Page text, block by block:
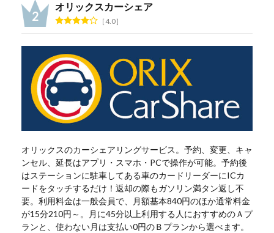
オリックスカーシェア
4.0
オリックスのカーシェアリングサービス。予約、変更、キャ
ンセル、延長はアプリ・スマホ・PCで操作が可能。予約後
はステーションに駐車してある車のカードリーダーにICカ
ードをタッチするだけ！返却の際もガソリン満タン返し不
要。利用料金は一般会員で、月額基本840円のほか通常料金
が15分210円～。月に45分以上利用する人におすすめのＡプ
ランと、使わない月は支払い0円のＢプランから選べます。